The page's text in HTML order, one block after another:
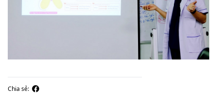
Chia sẻ: